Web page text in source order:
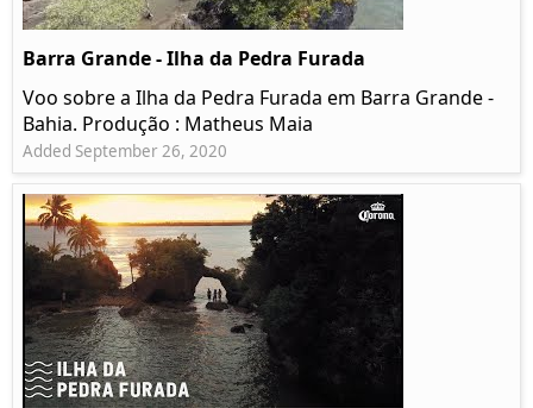
Barra Grande - Ilha da Pedra Furada
Voo sobre a Ilha da Pedra Furada em Barra Grande -
Bahia. Produção : Matheus Maia
Added September 26, 2020